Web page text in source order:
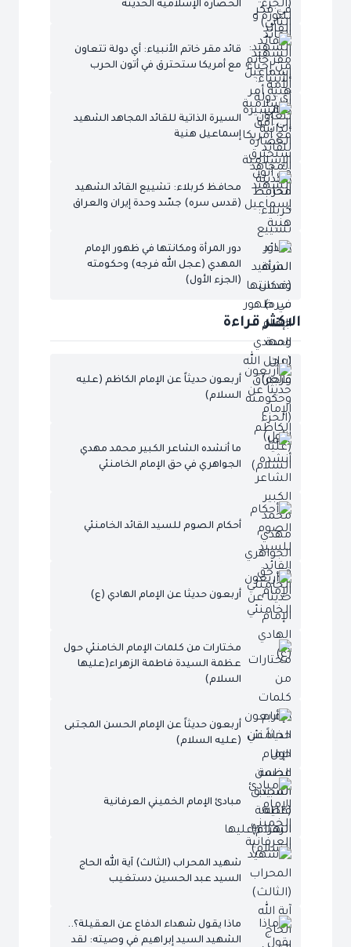
الحضارة الإسلامية الحديثة
قائد مقر خاتم الأنبياء: أي دولة تتعاون
مع أمريكا ستحترق في أتون الحرب
السيرة الذاتية للقائد المجاهد الشهيد
إسماعيل هنية
محافظ كربلاء: تشييع القائد الشهيد
(قدس سره) جسّد وحدة إيران والعراق
دور المرأة ومكانتها في ظهور الإمام
المهدي (عجل الله فرجه) وحكومته
(الجزء الأول)
الاكثر قراءة
أربعون حديثاً عن الإمام الكاظم (عليه
السلام)
ما أنشده الشاعر الكبير محمد مهدي
الجواهري في حق الإمام الخامنئي
أحكام الصوم للسيد القائد الخامنئي
أربعون حديثا عن الإمام الهادي (ع)
مختارات من كلمات الإمام الخامنئي حول
عظمة السيدة فاطمة الزهراء(عليها
السلام)
أربعون حديثاً عن الإمام الحسن المجتبى
(عليه السلام)
مبادئ الإمام الخميني العرفانية
شهيد المحراب (الثالث) آية الله الحاج
السيد عبد الحسين دستغيب
ماذا يقول شهداء الدفاع عن العقيلة؟..
الشهيد السيد إبراهيم في وصيته: لقد